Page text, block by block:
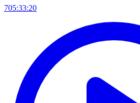
705:33:20